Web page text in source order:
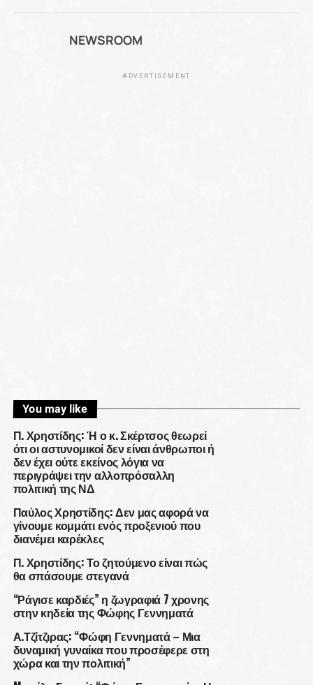
NEWSROOM
ADVERTISEMENT
You may like
Π. Χρηστίδης: Ή ο κ. Σκέρτσος θεωρεί
ότι οι αστυνομικοί δεν είναι άνθρωποι ή
δεν έχει ούτε εκείνος λόγια να
περιγράψει την αλλοπρόσαλλη
πολιτική της ΝΔ
Παύλος Χρηστίδης: Δεν μας αφορά να
γίνουμε κομμάτι ενός προξενιού που
διανέμει καρέκλες
Π. Χρηστίδης: Το ζητούμενο είναι πώς
θα σπάσουμε στεγανά
“Ράγισε καρδιές” η ζωγραφιά 7 χρονης
στην κηδεία της Φώφης Γεννηματά
Α.Τζίτζιρας: “Φώφη Γεννηματά – Μια
δυναμική γυναίκα που προσέφερε στη
χώρα και την πολιτική”